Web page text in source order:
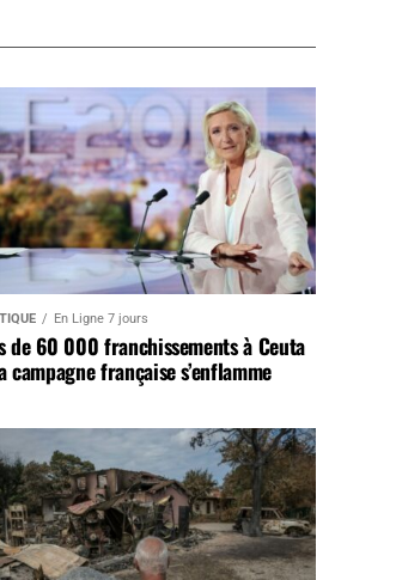
En Ligne 7 jours
de 60 000 franchissements à Ceuta
campagne française s’enflamme